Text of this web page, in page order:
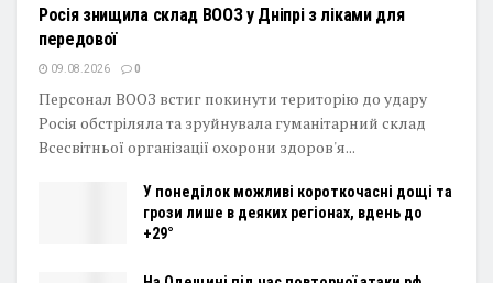
Росія знищила склад ВООЗ у Дніпрі з ліками для
передової
09.08.2026 0
Персонал ВООЗ встиг покинути територію до удару
Росія обстріляла та зруйнувала гуманітарний склад
Всесвітньої організації охорони здоров'я...
У понеділок можливі короткочасні дощі та
грози лише в деяких регіонах, вдень до
+29°